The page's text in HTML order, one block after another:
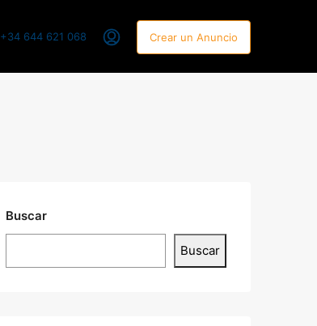
+34 644 621 068 Crear un Anuncio
Buscar
Buscar